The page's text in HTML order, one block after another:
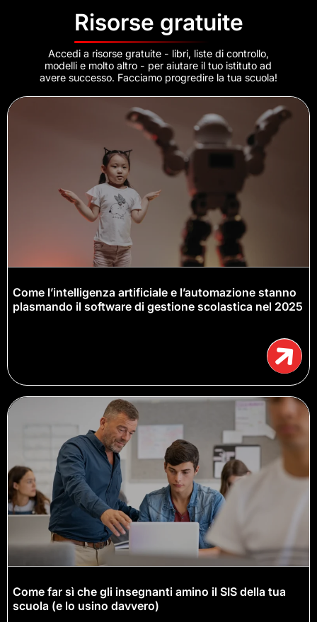
Risorse gratuite
Accedi a risorse gratuite - libri, liste di controllo,
modelli e molto altro - per aiutare il tuo istituto ad
avere successo. Facciamo progredire la tua scuola!
Come l’intelligenza artificiale e l’automazione stanno
plasmando il software di gestione scolastica nel 2025
Come far sì che gli insegnanti amino il SIS della tua
scuola (e lo usino davvero)